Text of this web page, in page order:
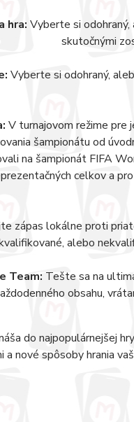
hra: Vyberte si
skutočnými
Vyberte si odohraný,
V turnajovom režime pre
šampionátu od
na šampionát FIFA
celkov a
zápas lokálne proti
alebo
Team: Tešte sa na
obsahu,
do najpopulárnejšej
a nové spôsoby hrania